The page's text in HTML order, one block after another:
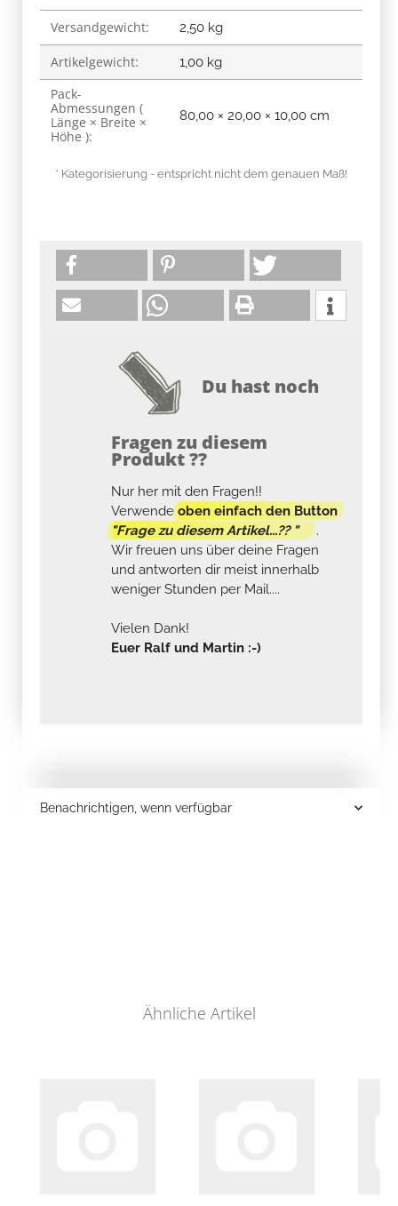
Produkteigenschaft
Wert
Versandgewicht: 2,50 kg
Artikelgewicht: 1,00 kg
Pack-
Abmessungen (
Länge × Breite ×
Höhe ):
80,00 × 20,00 × 10,00 cm
* Kategorisierung - entspricht nicht dem genauen Maß!
Du hast noch
Fragen zu diesem
Produkt ??
Nur her mit den Fragen!!
Verwendeoben einfach den Button
"Frage zu diesem Artikel...?? "
.
Wir freuen uns über deine Fragen
und antworten dir meist innerhalb
weniger Stunden per Mail....
Vielen Dank!
Euer Ralf und Martin :-)
Benachrichtigen, wenn verfügbar
Ähnliche Artikel